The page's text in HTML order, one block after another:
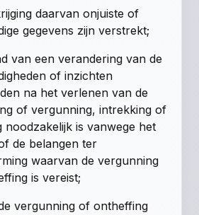
daarvan onjuiste of
gegevens zijn verstrekt;
van een verandering van de
of inzichten
na het verlenen van de
of vergunning, intrekking of
noodzakelijk is vanwege het
de belangen ter
waarvan de vergunning
is vereist;
vergunning of ontheffing